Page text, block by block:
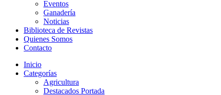
Eventos
Ganadería
Noticias
Biblioteca de Revistas
Quienes Somos
Contacto
Inicio
Categorías
Agricultura
Destacados Portada